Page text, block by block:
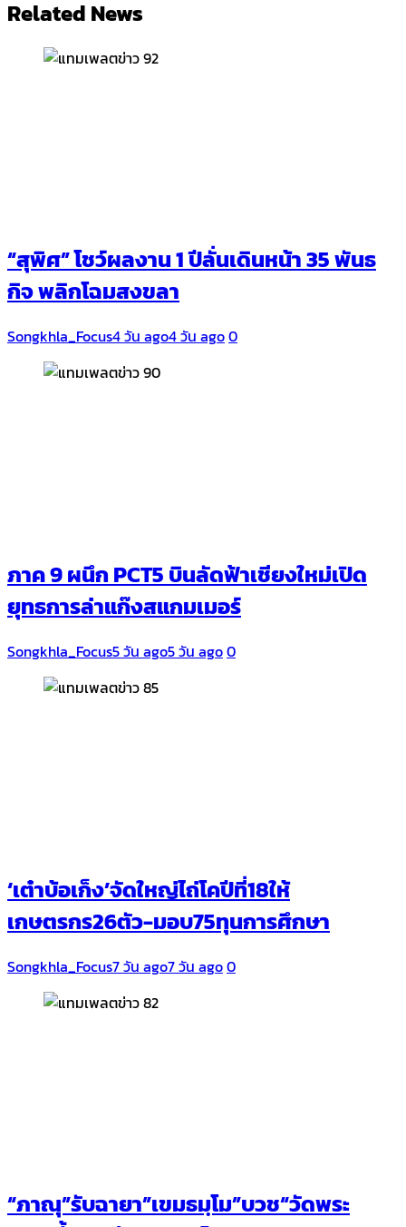
Related News
“สุพิศ” โชว์ผลงาน 1 ปีลั่นเดินหน้า 35 พันธ
กิจ พลิกโฉมสงขลา
Songkhla_Focus4 วัน ago4 วัน ago0
ภาค 9 ผนึก PCT5 บินลัดฟ้าเชียงใหม่เปิด
ยุทธการล่าแก๊งสแกมเมอร์
Songkhla_Focus5 วัน ago5 วัน ago0
‘เต๋าบ้อเก็ง’จัดใหญ่ไถ่โคปีที่18ให้
เกษตรกร26ตัว-มอบ75ทุนการศึกษา
Songkhla_Focus7 วัน ago7 วัน ago0
“ภาณุ”รับฉายา​”เขมธมฺโม”บวช“วัดพระ